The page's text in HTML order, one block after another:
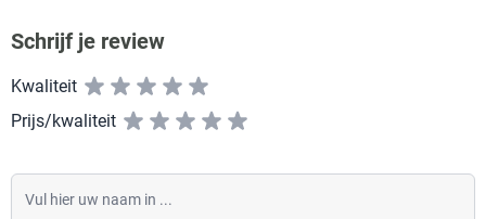
Schrijf je review
Kwaliteit
Prijs/kwaliteit
Vul hier uw naam in